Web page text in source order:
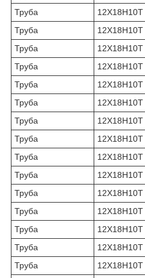
Труба
12Х18Н10Т
Труба
12Х18Н10Т
Труба
12Х18Н10Т
Труба
12Х18Н10Т
Труба
12Х18Н10Т
Труба
12Х18Н10Т
Труба
12Х18Н10Т
Труба
12Х18Н10Т
Труба
12Х18Н10Т
Труба
12Х18Н10Т
Труба
12Х18Н10Т
Труба
12Х18Н10Т
Труба
12Х18Н10Т
Труба
12Х18Н10Т
Труба
12Х18Н10Т